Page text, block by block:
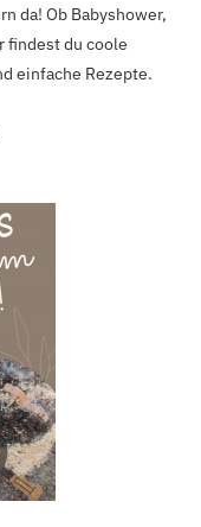
da! Ob Babyshower,
findest du coole
einfache Rezepte.